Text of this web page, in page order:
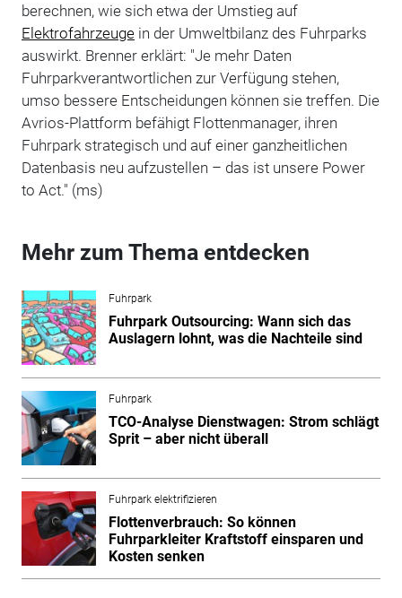
berechnen, wie sich etwa der Umstieg auf
Elektrofahrzeugein der Umweltbilanz des Fuhrparks
auswirkt. Brenner erklärt: "Je mehr Daten
Fuhrparkverantwortlichen zur Verfügung stehen,
umso bessere Entscheidungen können sie treffen. Die
Avrios-Plattform befähigt Flottenmanager, ihren
Fuhrpark strategisch und auf einer ganzheitlichen
Datenbasis neu aufzustellen – das ist unsere Power
to Act." (ms)
Mehr zum Thema entdecken
Fuhrpark
Fuhrpark Outsourcing: Wann sich das
Auslagern lohnt, was die Nachteile sind
Fuhrpark
TCO-Analyse Dienstwagen: Strom schlägt
Sprit – aber nicht überall
Fuhrpark elektrifizieren
Flottenverbrauch: So können
Fuhrparkleiter Kraftstoff einsparen und
Kosten senken